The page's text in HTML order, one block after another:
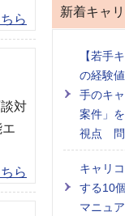
ら
対
ら
新着キャ
【若手
の経験
手のキ
案件」
視点 問
キャリ
する10
マニュ